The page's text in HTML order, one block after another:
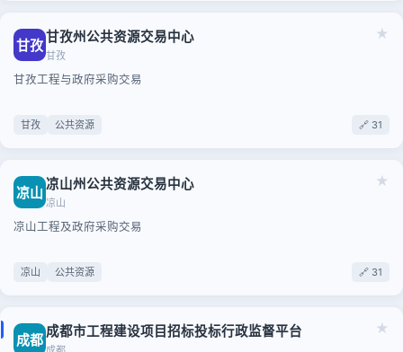
★
甘孜甘孜州公共资源交易中心
甘孜
甘孜工程与政府采购交易
甘孜 公共资源 🔗 31
★
凉山 凉山州公共资源交易中心
凉山
凉山工程及政府采购交易
凉山 公共资源 🔗 31
★
成都 成都市工程建设项目招标投标行政监督平台